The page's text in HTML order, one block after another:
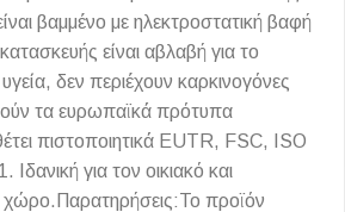
βαμμένο με ηλεκτροστατική βαφή
είναι αβλαβή για το
δεν περιέχουν καρκινογόνες
τα ευρωπαϊκά πρότυπα
πιστοποιητικά EUTR, FSC, ISO
για τον οικιακό και
χώρο.Παρατηρήσεις:Το προϊόν